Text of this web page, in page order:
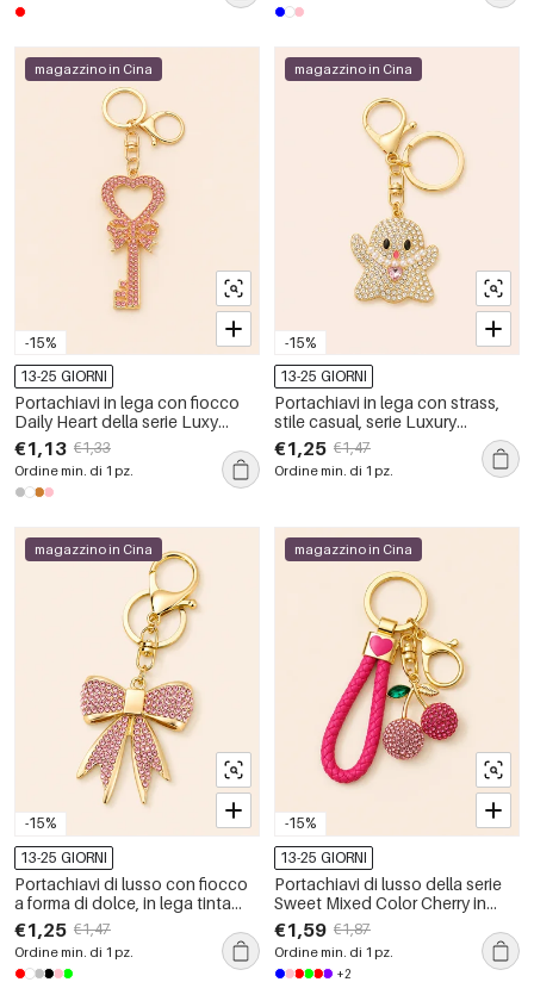
-15%
magazzino in Cina
13-25 GIORNI
Portachiavi in lega con fiocco
Daily Heart della serie Luxy
Series e strass
€1,13 €1,33
Ordine min. di 1 pz.
-15%
magazzino in Cina
13-25 GIORNI
Portachiavi in lega con strass,
stile casual, serie Luxury
Cartoon.
€1,25 €1,47
Ordine min. di 1 pz.
-15%
magazzino in Cina
13-25 GIORNI
Portachiavi di lusso con fiocco
a forma di dolce, in lega tinta
unita e strass.
€1,25 €1,47
Ordine min. di 1 pz.
-15%
magazzino in Cina
13-25 GIORNI
Portachiavi di lusso della serie
Sweet Mixed Color Cherry in
lega con strass
€1,59 €1,87
Ordine min. di 1 pz.
+2